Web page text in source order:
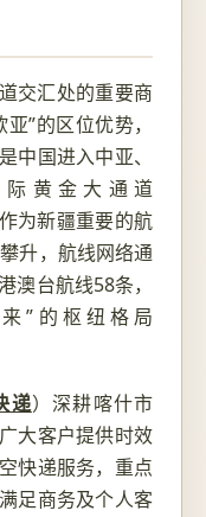
交汇处的重要商
”的区位优势，
中国进入中亚、
黄金大通道
为新疆重要的航
升，航线网络通
澳台航线58条，
”的枢纽格局
递）深耕喀什市
大客户提供时效
快递服务，重点
足商务及个人客